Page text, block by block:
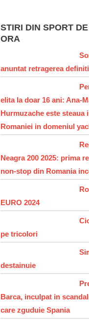
STIRI DIN SPORT
ORA
anuntat retragerea
elita la doar 16 ani: Ana-
Hurmuzache este steaua
Romaniei in domeniul
Neagra 200 2025: prima
non-stop din Romania
EURO 2024
pe tricolori
destainuie
Barca, inculpat in
care zguduie Spania